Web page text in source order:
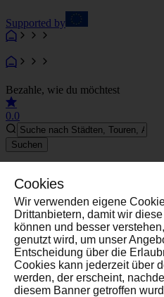
Supported by
Bezahle, wie du möchtest
0.0
Suchen
Preis
Kostenlose Tour
Cookies
Wir verwenden eigene
Drittanbietern, damit wir
können und besser
genutzt wird, um unser
Entscheidung über die
Cookies kann jederzeit über
werden, der erscheint,
diesem Banner getroffen